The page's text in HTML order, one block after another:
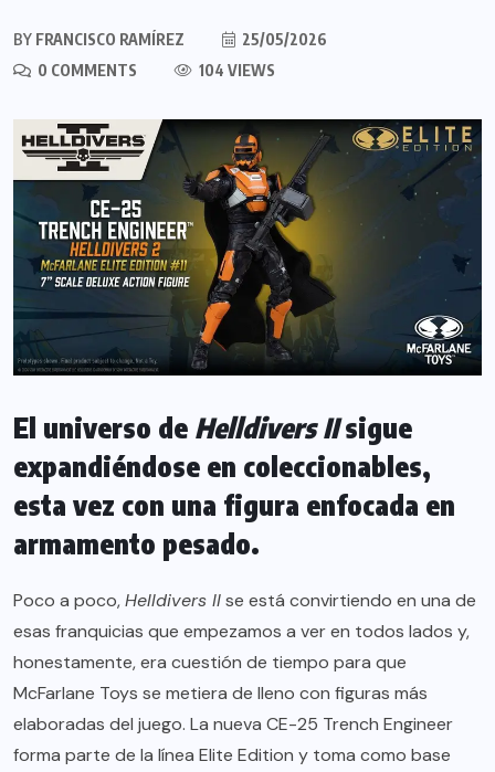
BY FRANCISCO RAMÍREZ
25/05/2026
0 COMMENTS
104 VIEWS
El universo de Helldivers IIsigue
expandiéndose en coleccionables,
esta vez con una figura enfocada en
armamento pesado.
Poco a poco,Helldivers IIse está convirtiendo en una de
esas franquicias que empezamos a ver en todos lados y,
honestamente, era cuestión de tiempo para que
McFarlane Toys se metiera de lleno con figuras más
elaboradas del juego. La nueva CE-25 Trench Engineer
forma parte de la línea Elite Edition y toma como base